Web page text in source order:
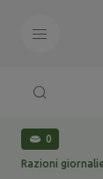
0
Razioni